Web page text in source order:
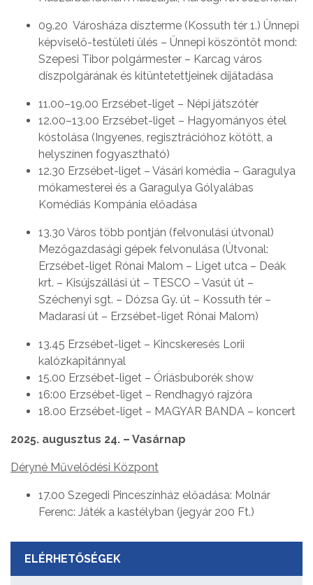
09.20 Városháza díszterme (Kossuth tér 1.) Ünnepi
képviselő-testületi ülés – Ünnepi köszöntőt mond:
Szepesi Tibor polgármester – Karcag város
díszpolgárának és kitüntetettjeinek díjátadása
11.00–19.00 Erzsébet-liget – Népi játszótér
12.00–13.00 Erzsébet-liget – Hagyományos étel
kóstolása (Ingyenes, regisztrációhoz kötött, a
helyszínen fogyasztható)
12.30 Erzsébet-liget – Vásári komédia – Garagulya
mókamesterei és a Garagulya Gólyalábas
Komédiás Kompánia előadása
13.30 Város több pontján (felvonulási útvonal)
Mezőgazdasági gépek felvonulása (Útvonal:
Erzsébet-liget Rónai Malom – Liget utca – Deák
krt. – Kisújszállási út – TESCO – Vasút út –
Széchenyi sgt. – Dózsa Gy. út – Kossuth tér –
Madarasi út – Erzsébet-liget Rónai Malom)
13.45 Erzsébet-liget – Kincskeresés Lorii
kalózkapitánnyal
15.00 Erzsébet-liget – Óriásbuborék show
16:00 Erzsébet-liget – Rendhagyó rajzóra
18.00 Erzsébet-liget – MAGYAR BANDA – koncert
2025. augusztus 24. – Vasárnap
Déryné Művelődési Központ
17.00 Szegedi Pinceszínház előadása: Molnár
Ferenc: Játék a kastélyban (jegyár 200 Ft.)
ELÉRHETŐSÉGEK